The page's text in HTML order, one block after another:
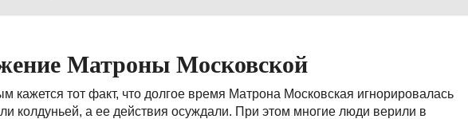
Матроны Московской
кажется тот факт, что долгое время Матрона Московская игнорировалась
колдуньей, а ее действия осуждали. При этом многие люди верили в